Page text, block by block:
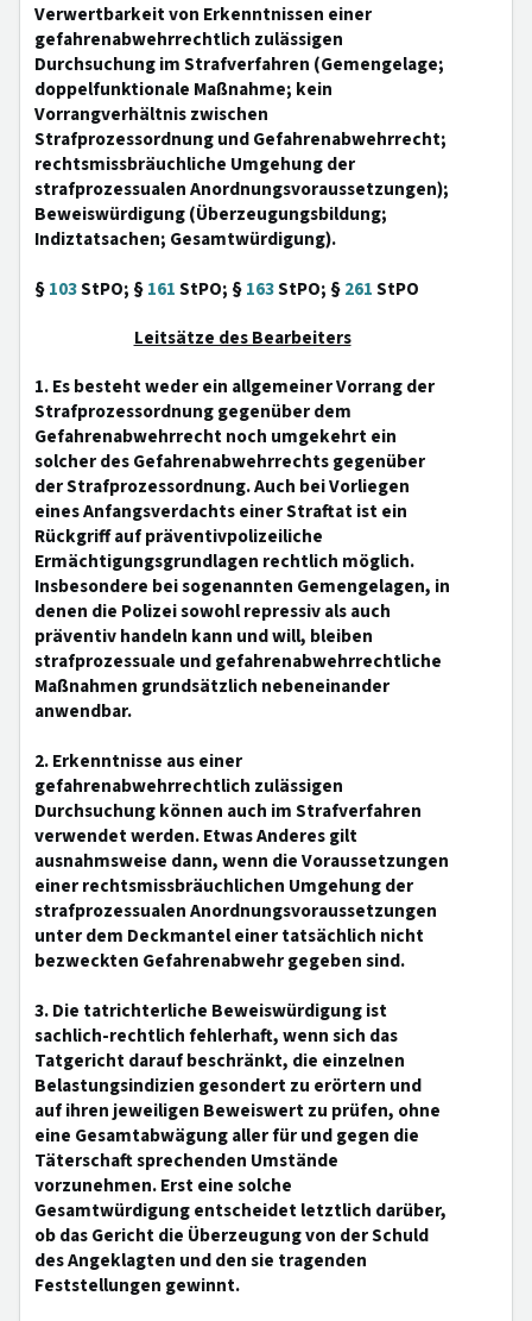
Verwertbarkeit von Erkenntnissen einer
gefahrenabwehrrechtlich zulässigen
Durchsuchung im Strafverfahren (Gemengelage;
doppelfunktionale Maßnahme; kein
Vorrangverhältnis zwischen
Strafprozessordnung und Gefahrenabwehrrecht;
rechtsmissbräuchliche Umgehung der
strafprozessualen Anordnungsvoraussetzungen);
Beweiswürdigung (Überzeugungsbildung;
Indiztatsachen; Gesamtwürdigung).
§103StPO; §161StPO; §163StPO; §261StPO
Leitsätze des Bearbeiters
1. Es besteht weder ein allgemeiner Vorrang der
Strafprozessordnung gegenüber dem
Gefahrenabwehrrecht noch umgekehrt ein
solcher des Gefahrenabwehrrechts gegenüber
der Strafprozessordnung. Auch bei Vorliegen
eines Anfangsverdachts einer Straftat ist ein
Rückgriff auf präventivpolizeiliche
Ermächtigungsgrundlagen rechtlich möglich.
Insbesondere bei sogenannten Gemengelagen, in
denen die Polizei sowohl repressiv als auch
präventiv handeln kann und will, bleiben
strafprozessuale und gefahrenabwehrrechtliche
Maßnahmen grundsätzlich nebeneinander
anwendbar.
2. Erkenntnisse aus einer
gefahrenabwehrrechtlich zulässigen
Durchsuchung können auch im Strafverfahren
verwendet werden. Etwas Anderes gilt
ausnahmsweise dann, wenn die Voraussetzungen
einer rechtsmissbräuchlichen Umgehung der
strafprozessualen Anordnungsvoraussetzungen
unter dem Deckmantel einer tatsächlich nicht
bezweckten Gefahrenabwehr gegeben sind.
3. Die tatrichterliche Beweiswürdigung ist
sachlich-rechtlich fehlerhaft, wenn sich das
Tatgericht darauf beschränkt, die einzelnen
Belastungsindizien gesondert zu erörtern und
auf ihren jeweiligen Beweiswert zu prüfen, ohne
eine Gesamtabwägung aller für und gegen die
Täterschaft sprechenden Umstände
vorzunehmen. Erst eine solche
Gesamtwürdigung entscheidet letztlich darüber,
ob das Gericht die Überzeugung von der Schuld
des Angeklagten und den sie tragenden
Feststellungen gewinnt.